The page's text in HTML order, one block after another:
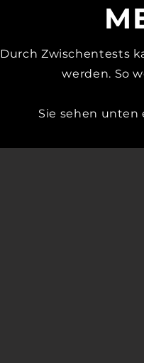
Durch Zwischentests
werden. So
Sie sehen